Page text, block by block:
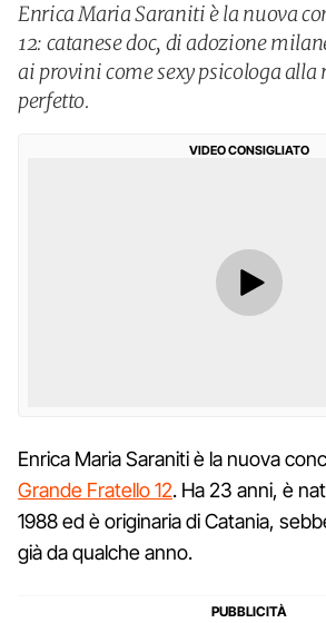
Enrica Maria Saraniti è la nuova
12: catanese doc, di adozione
ai provini come sexy psicologa alla
perfetto.
VIDEO CONSIGLIATO
Enrica Maria Saraniti è la nuova
Grande Fratello 12. Ha 23 anni, è
1988 ed è originaria di Catania,
già da qualche anno.